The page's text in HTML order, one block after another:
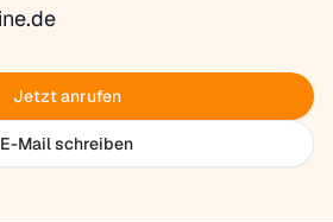
Jetzt anrufen
E-Mail schreiben